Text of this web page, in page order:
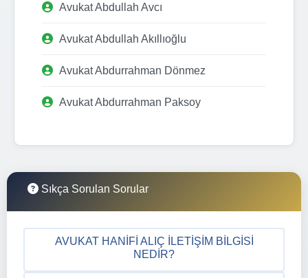
Avukat Abdullah Avcı
Avukat Abdullah Akıllıoğlu
Avukat Abdurrahman Dönmez
Avukat Abdurrahman Paksoy
Sıkça Sorulan Sorular
AVUKAT HANIFI ALIÇ İLETIŞIM BILGISI
NEDIR?